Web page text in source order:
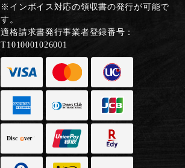
※インボイス対応の領収書の発行が可能で
す。
適格請求書発行事業者登録番号：
T1010001026001